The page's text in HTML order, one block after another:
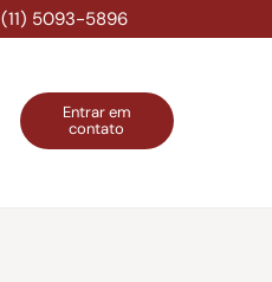
(11) 5093-5896
Entrar em
contato